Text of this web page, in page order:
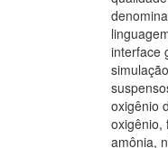
interface
oxigênio
oxigênio,
amônia,